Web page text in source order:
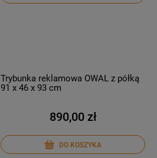
Trybunka reklamowa OWAL z półką
91 x 46 x 93 cm
890,00 zł
DO KOSZYKA